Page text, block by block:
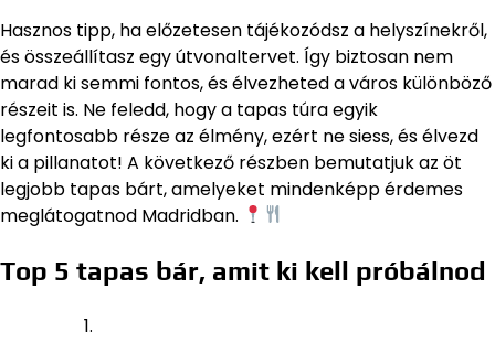
Hasznos tipp, ha előzetesen tájékozódsz a helyszínekről,
és összeállítasz egy útvonaltervet. Így biztosan nem
marad ki semmi fontos, és élvezheted a város különböző
részeit is. Ne feledd, hogy a tapas túra egyik
legfontosabb része az élmény, ezért ne siess, és élvezd
ki a pillanatot! A következő részben bemutatjuk az öt
legjobb tapas bárt, amelyeket mindenképp érdemes
meglátogatnod Madridban.
Top 5 tapas bár, amit ki kell próbálnod